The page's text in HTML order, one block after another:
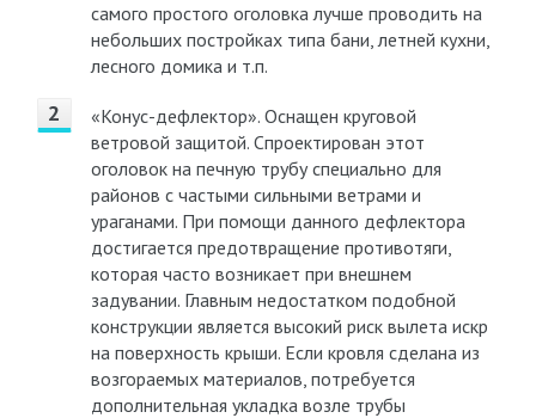
самого простого оголовка лучше проводить на
небольших постройках типа бани, летней кухни,
лесного домика и т.п.
«Конус-дефлектор». Оснащен круговой
ветровой защитой. Спроектирован этот
оголовок на печную трубу специально для
районов с частыми сильными ветрами и
ураганами. При помощи данного дефлектора
достигается предотвращение противотяги,
которая часто возникает при внешнем
задувании. Главным недостатком подобной
конструкции является высокий риск вылета искр
на поверхность крыши. Если кровля сделана из
возгораемых материалов, потребуется
дополнительная укладка возле трубы